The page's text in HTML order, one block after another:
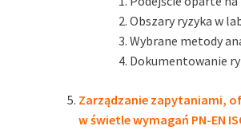
Obszary ryzyka w
Wybrane metody
Dokumentowanie
Zarządzanie zapytaniami,
w świetle wymagań PN-EN